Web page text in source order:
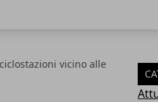
vicino alle